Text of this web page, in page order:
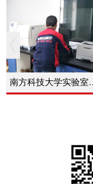
南方科